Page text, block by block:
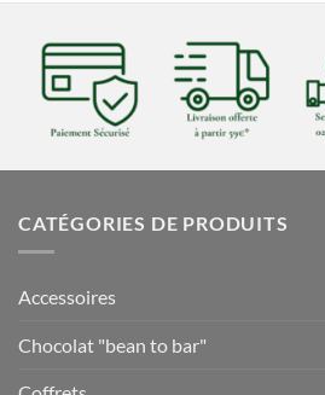
CATÉGORIES DE PRODUITS
Accessoires
Chocolat "bean to bar"